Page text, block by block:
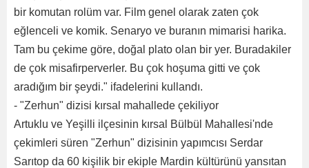
bir komutan rolüm var. Film genel olarak zaten çok
eğlenceli ve komik. Senaryo ve buranın mimarisi harika.
Tam bu çekime göre, doğal plato olan bir yer. Buradakiler
de çok misafirperverler. Bu çok hoşuma gitti ve çok
aradığım bir şeydi." ifadelerini kullandı.
- "Zerhun" dizisi kırsal mahallede çekiliyor
Artuklu ve Yeşilli ilçesinin kırsal Bülbül Mahallesi'nde
çekimleri süren "Zerhun" dizisinin yapımcısı Serdar
Sarıtop da 60 kişilik bir ekiple Mardin kültürünü yansıtan